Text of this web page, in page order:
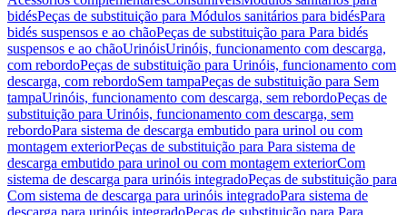
bidésPeças de substituição para Módulos sanitários para bidésPara
bidés suspensos e ao chãoPeças de substituição para Para bidés
suspensos e ao chãoUrinóisUrinóis, funcionamento com descarga,
com rebordoPeças de substituição para Urinóis, funcionamento com
descarga, com rebordoSem tampaPeças de substituição para Sem
tampaUrinóis, funcionamento com descarga, sem rebordoPeças de
substituição para Urinóis, funcionamento com descarga, sem
rebordoPara sistema de descarga embutido para urinol ou com
montagem exteriorPeças de substituição para Para sistema de
descarga embutido para urinol ou com montagem exteriorCom
sistema de descarga para urinóis integradoPeças de substituição para
Com sistema de descarga para urinóis integradoPara sistema de
descarga para urinóis integradoPeças de substituição para Para